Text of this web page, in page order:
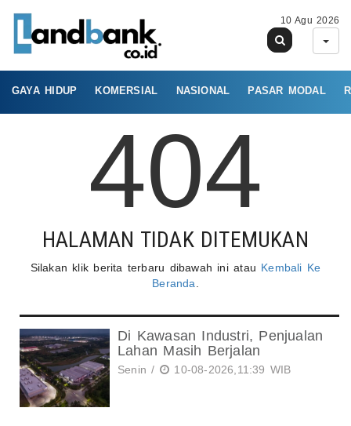
10 Agu 2026
GAYA HIDUP KOMERSIAL NASIONAL PASAR MODAL
404
HALAMAN TIDAK DITEMUKAN
Silakan klik berita terbaru dibawah ini atau Kembali Ke
Beranda
Di Kawasan Industri, Penjualan
Lahan Masih Berjalan
Senin / 10-08-2026,11:39 WIB